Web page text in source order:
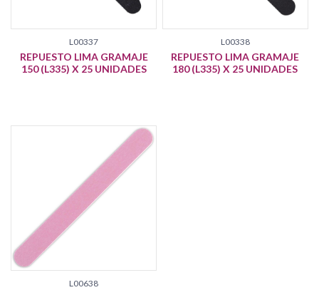
L00337
REPUESTO LIMA GRAMAJE
150 (L335) X 25 UNIDADES
L00338
REPUESTO LIMA GRAMAJE
180 (L335) X 25 UNIDADES
L00638